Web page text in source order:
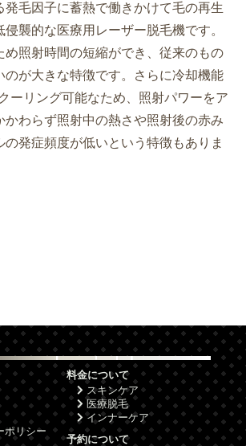
発毛因子に蓄熱で働きかけて毛の再生
侵襲的な医療用レーザー脱毛機です。
め照射時間の短縮ができ、従来のもの
のが大きな特徴です。さらに冷却機能
ーリング可能なため、照射パワーをア
かわらず照射中の熱さや照射後の赤み
の発症頻度が低いという特徴もありま
ポリシー
料金について
スキンケア
医療脱毛
インナーケア
予約について